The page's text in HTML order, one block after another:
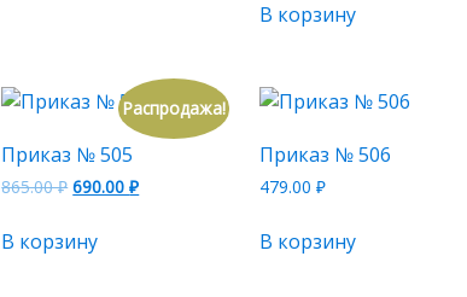
В корзину
Распродажа!
Приказ № 505
865.00₽ 690.00₽
В корзину
Приказ № 506
479.00 ₽
В корзину